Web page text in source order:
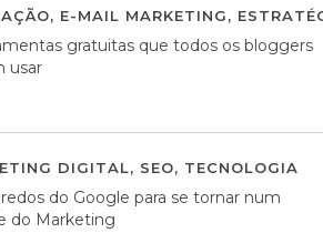
, E-MAIL MARKETING,
gratuitas que todos os bloggers
usar
DIGITAL, SEO, TECNOLOGIA
do Google para se tornar num
do Marketing